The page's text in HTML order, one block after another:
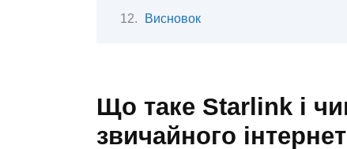
Висновок
Що таке Starlink і
звичайного